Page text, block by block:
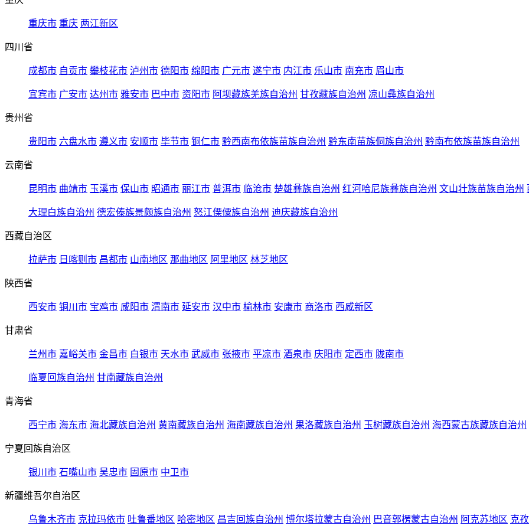
重庆市 重庆 两江新区
四川省
成都市 自贡市 攀枝花市 泸州市 德阳市 绵阳市 广元市 遂宁市 内江市 乐山市 南充市 眉山市
宜宾市 广安市 达州市 雅安市 巴中市 资阳市 阿坝藏族羌族自治州 甘孜藏族自治州 凉山彝族自治州
贵州省
贵阳市 六盘水市 遵义市 安顺市 毕节市 铜仁市 黔西南布依族苗族自治州 黔东南苗族侗族自治州 黔南布依族苗族自治州
云南省
昆明市 曲靖市 玉溪市 保山市 昭通市 丽江市 普洱市 临沧市 楚雄彝族自治州 红河哈尼族彝族自治州 文山壮族苗族自治州
大理白族自治州 德宏傣族景颇族自治州 怒江傈僳族自治州 迪庆藏族自治州
西藏自治区
拉萨市 日喀则市 昌都市 山南地区 那曲地区 阿里地区 林芝地区
陕西省
西安市 铜川市 宝鸡市 咸阳市 渭南市 延安市 汉中市 榆林市 安康市 商洛市 西咸新区
甘肃省
兰州市 嘉峪关市 金昌市 白银市 天水市 武威市 张掖市 平凉市 酒泉市 庆阳市 定西市 陇南市
临夏回族自治州 甘南藏族自治州
青海省
西宁市 海东市 海北藏族自治州 黄南藏族自治州 海南藏族自治州 果洛藏族自治州 玉树藏族自治州 海西蒙古族藏族自治州
宁夏回族自治区
银川市 石嘴山市 吴忠市 固原市 中卫市
新疆维吾尔自治区
乌鲁木齐市 克拉玛依市 吐鲁番地区 哈密地区 昌吉回族自治州 博尔塔拉蒙古自治州 巴音郭楞蒙古自治州 阿克苏地区 克